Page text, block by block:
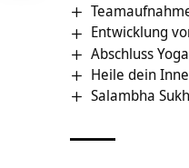
Entwicklung
Abschluss
Heile dein
Salambha